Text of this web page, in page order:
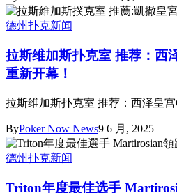
德州扑克新闻
拉斯维加斯扑克室 推荐：西
重新开幕！
拉斯维加斯扑克室 推荐：西泽皇宫
ByPoker Now News9 6 月, 2025
德州扑克新闻
Triton年度最佳选手